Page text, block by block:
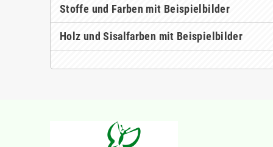
Stoffe und Farben mit Beispielbilder
Holz und Sisalfarben mit Beispielbilder